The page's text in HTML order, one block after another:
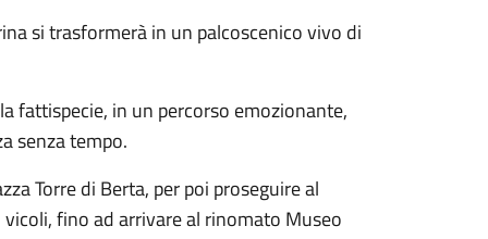
si trasformerà in un palcoscenico vivo di
fattispecie, in un percorso emozionante,
senza tempo.
Torre di Berta, per poi proseguire al
fino ad arrivare al rinomato Museo